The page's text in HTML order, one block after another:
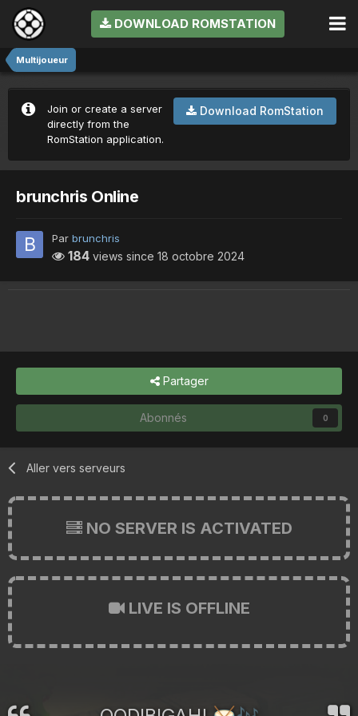
DOWNLOAD ROMSTATION
Multijoueur
Download RomStation
Join or create a server
directly from the
RomStation application.
brunchris Online
Par brunchris
184 views since 18 octobre 2024
Partager
Abonnés 0
Aller vers serveurs
NO SERVER IS ACTIVATED
LIVE IS OFFLINE